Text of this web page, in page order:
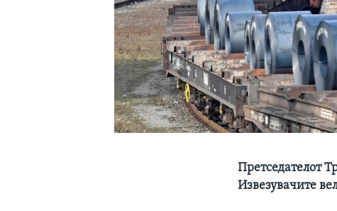
Претседателот
Извезувачите